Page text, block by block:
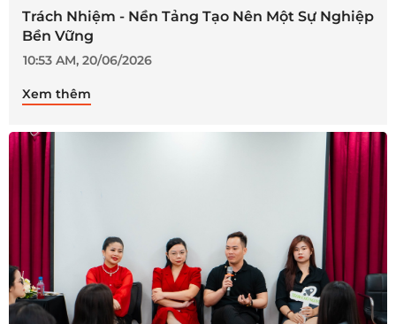
Trách Nhiệm - Nền Tảng Tạo Nên Một Sự Nghiệp
Bền Vững
10:53 AM, 20/06/2026
Xem thêm